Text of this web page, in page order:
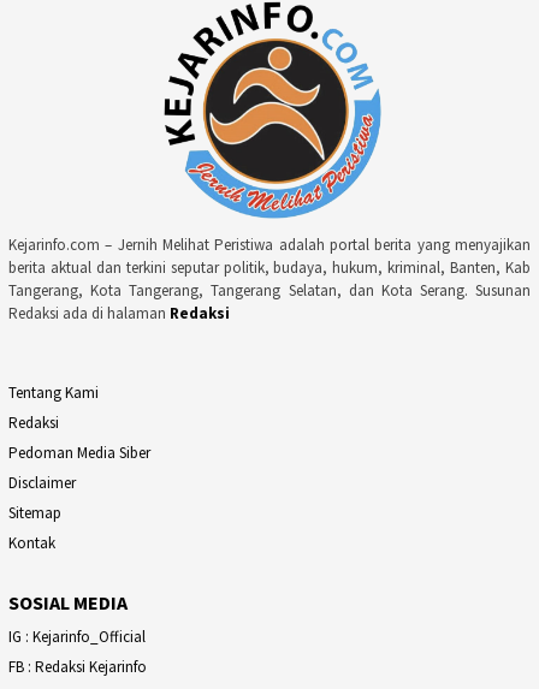
Kejarinfo.com – Jernih Melihat Peristiwa adalah portal berita yang menyajikan
berita aktual dan terkini seputar politik, budaya, hukum, kriminal, Banten, Kab
Tangerang, Kota Tangerang, Tangerang Selatan, dan Kota Serang. Susunan
Redaksi ada di halaman Redaksi
Tentang Kami
Redaksi
Pedoman Media Siber
Disclaimer
Sitemap
Kontak
SOSIAL MEDIA
IG : Kejarinfo_Official
FB : Redaksi Kejarinfo